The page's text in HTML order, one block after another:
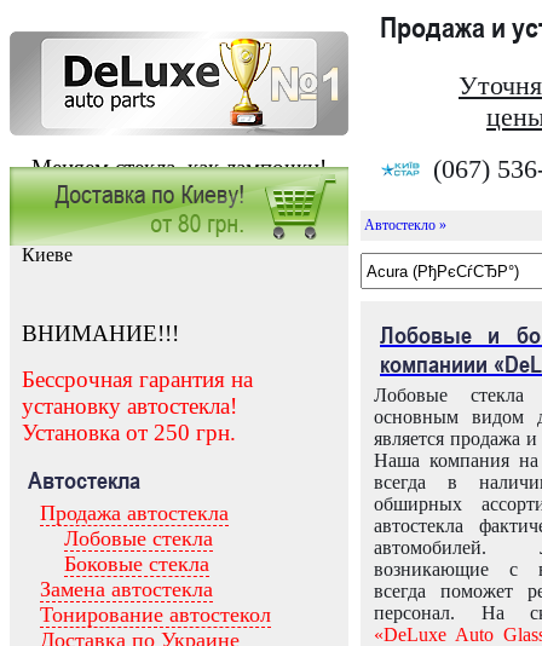
Меняем стекла, как лампочки!
Продажа и
(067)
Заказать установку автостекла в
Киеве
ВНИМАНИЕ!!!
Бессрочная гарантия на
установку автостекла!
Установка от 250 грн.
Автостекла
Продажа автостекла
Лобовые стекла
Боковые стекла
Замена автостекла
Тонирование автостекол
Доставка по Украине
Автостекло »
Лобовые и
компаниии
Лобовые
основным видом
является продажа и
Наша компания на
всегда в
обширных
автостекла
возникающие с
всегда поможет
персонал. На
«DeLuxe Auto